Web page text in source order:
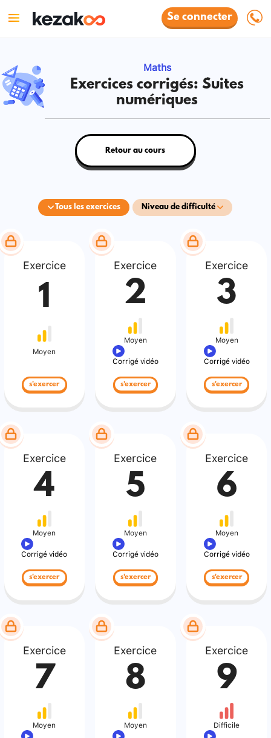
Se connecter
Maths
Exercices corrigés: Suites
numériques
Tous les exercices Niveau de difficulté
Retour au cours
Exercice
1
Moyen
s'exercer
Exercice
2
Moyen
Corrigé vidéo
s'exercer
Exercice
3
Moyen
Corrigé vidéo
s'exercer
Exercice
4
Moyen
Corrigé vidéo
s'exercer
Exercice
5
Moyen
Corrigé vidéo
s'exercer
Exercice
6
Moyen
Corrigé vidéo
s'exercer
Exercice
7
Moyen
Exercice
8
Moyen
Exercice
9
Difficile